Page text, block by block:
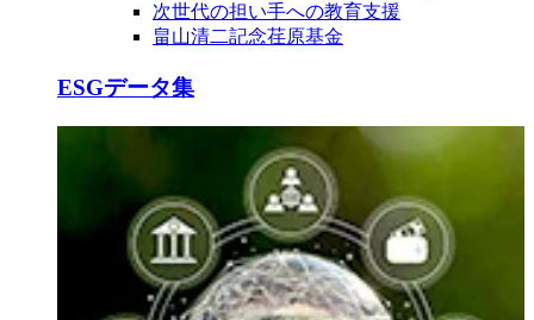
次世代の担い手への教育支援
畠山清二記念荏原基金
ESGデータ集